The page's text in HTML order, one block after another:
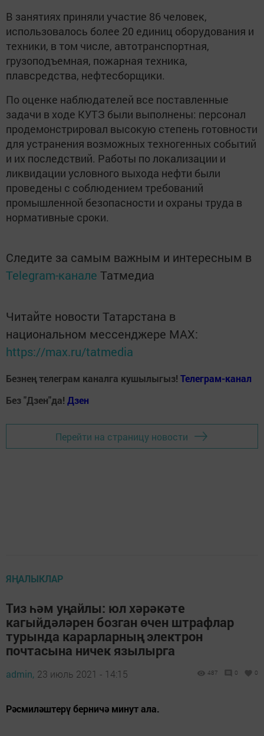
В занятиях приняли участие 86 человек,
использовалось более 20 единиц оборудования и
техники, в том числе, автотранспортная,
грузоподъемная, пожарная техника,
плавсредства, нефтесборщики.
По оценке наблюдателей все поставленные
задачи в ходе КУТЗ были выполнены: персонал
продемонстрировал высокую степень готовности
для устранения возможных техногенных событий
и их последствий. Работы по локализации и
ликвидации условного выхода нефти были
проведены с соблюдением требований
промышленной безопасности и охраны труда в
нормативные сроки.
Следите за самым важным и интересным в
Telegram-канале Татмедиа
Читайте новости Татарстана в
национальном мессенджере MАХ:
https://max.ru/tatmedia
Безнең телеграм каналга кушылыгыз! Телеграм-канал
Без "Дзен"да! Дзен
Перейти на страницу новости
ЯҢАЛЫКЛАР
Тиз һәм уңайлы: юл хәрәкәте
кагыйдәләрен бозган өчен штрафлар
турында карарларның электрон
почтасына ничек язылырга
admin, 23 июль 2021 - 14:15 487 0 0
Рәсмиләштерү берничә минут ала.